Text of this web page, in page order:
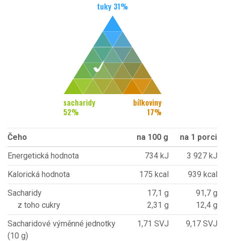
tuky 31%
sacharidy
52%
bílkoviny
17%
Čeho na 100 g
na 1 porci
Energetická hodnota
734 kJ
3 927 kJ
Kalorická hodnota
175 kcal
939 kcal
Sacharidy
z toho cukry
17,1 g
2,31 g
91,7 g
12,4 g
Sacharidové výměnné jednotky
(10 g)
1,71 SVJ 9,17 SVJ